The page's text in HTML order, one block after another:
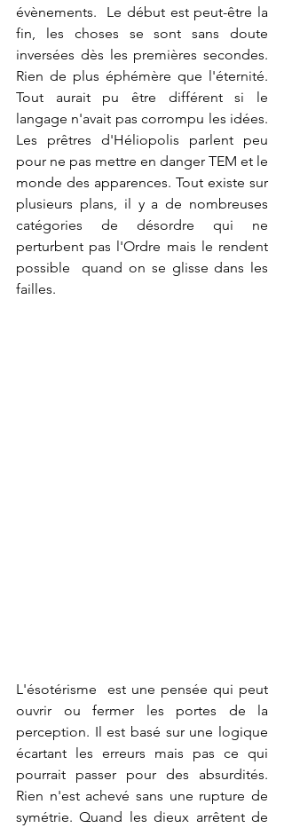
évènements.  Le début est peut-être la
fin, les choses se sont sans doute
inversées dès les premières secondes.
Rien de plus éphémère que l'éternité.
Tout aurait pu être différent si le
langage n'avait pas corrompu les idées.
Les prêtres d'Héliopolis parlent peu
pour ne pas mettre en danger TEM et le
monde des apparences. Tout existe sur
plusieurs plans, il y a de nombreuses
catégories de désordre qui ne
perturbent pas l'Ordre mais le rendent
possible  quand on se glisse dans les
failles.
L'ésotérisme  est une pensée qui peut
ouvrir ou fermer les portes de la
perception. Il est basé sur une logique
écartant les erreurs mais pas ce qui
pourrait passer pour des absurdités.
Rien n'est achevé sans une rupture de
symétrie. Quand les dieux arrêtent de